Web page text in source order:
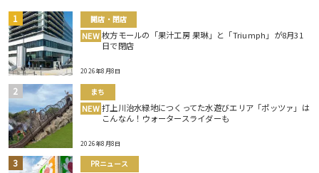
開店・閉店
NEW 枚方モールの「果汁工房 果琳」と「Triumph」が8月31
日で閉店
2026年8月8日
まち
NEW 打上川治水緑地につくってた水遊びエリア「ポッツァ」は
こんなん！ウォータースライダーも
2026年8月8日
PRニュース